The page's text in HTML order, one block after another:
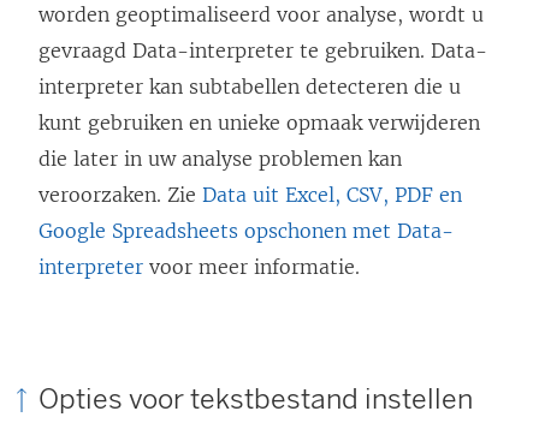
worden geoptimaliseerd voor analyse, wordt u
gevraagd Data-interpreter te gebruiken. Data-
interpreter kan subtabellen detecteren die u
kunt gebruiken en unieke opmaak verwijderen
die later in uw analyse problemen kan
veroorzaken. Zie Data uit Excel, CSV, PDF en
Google Spreadsheets opschonen met Data-
interpreter voor meer informatie.
Opties voor tekstbestand instellen